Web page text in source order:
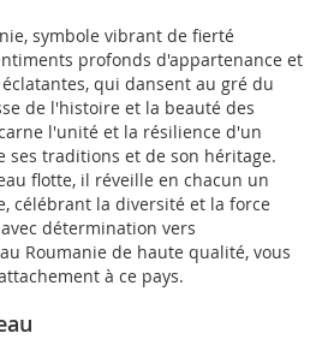
symbole vibrant de fierté
profonds d'appartenance et
qui dansent au gré du
de l'histoire et la beauté des
l'unité et la résilience d'un
ses traditions et de son héritage.
flotte, il réveille en chacun un
célébrant la diversité et la force
détermination vers
Roumanie de haute qualité, vous
à ce pays.